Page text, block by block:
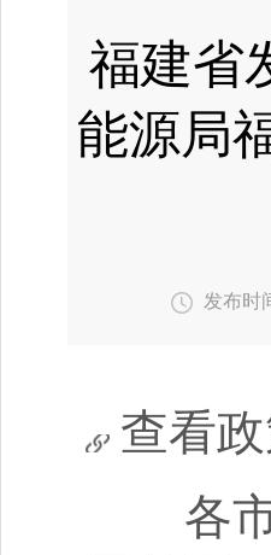
福建省
能源局
发布时
查看
各市